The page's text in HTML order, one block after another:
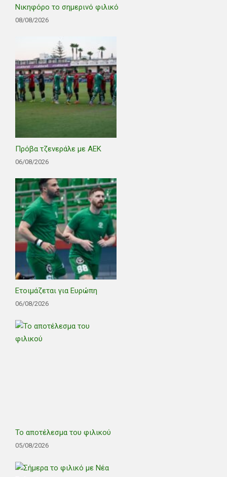
Νικηφόρο το σημερινό φιλικό
08/08/2026
Πρόβα τζενεράλε με ΑΕΚ
06/08/2026
Ετοιμάζεται για Ευρώπη
06/08/2026
Το αποτέλεσμα του φιλικού
05/08/2026